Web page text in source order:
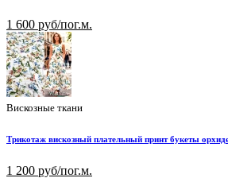
1 600 руб/пог.м.
Вискозные ткани
Трикотаж вискозный плательный принт букеты
1 200 руб/пог.м.